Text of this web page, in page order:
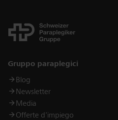
Links
Gruppo paraplegici
Blog
Newsletter
Media
Offerte d'impiego